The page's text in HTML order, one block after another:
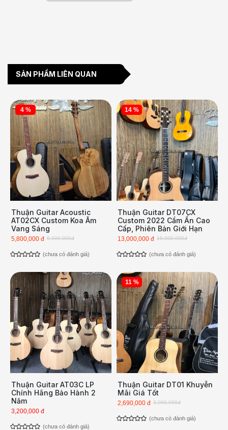
SẢN PHẨM LIÊN QUAN
4 %
Thuận Guitar Acoustic
AT02CX Custom Koa Âm
Vang Sáng
6,000,000đ
5,800,000 đ
(chưa có đánh giá)
14 %
Thuận Guitar DT07CX
Custom 2022 Cẩm Ấn Cao
Cấp, Phiên Bản Giới Hạn
15,000,000đ
13,000,000 đ
(chưa có đánh giá)
Thuận Guitar AT03C LP
Chính Hãng Bảo Hành 2
Năm
3,200,000 đ
(chưa có đánh giá)
11 %
Thuận Guitar DT01 Khuyễn
Mãi Giá Tốt
3,000,000đ
2,690,000 đ
(chưa có đánh giá)